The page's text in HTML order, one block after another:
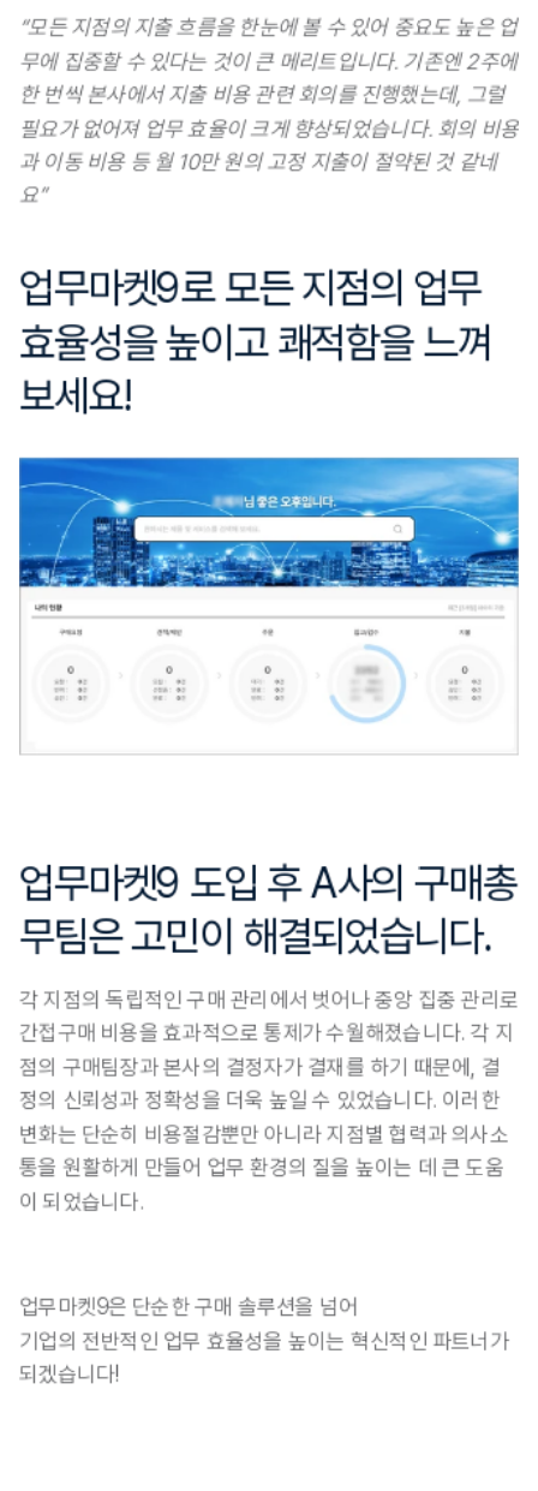
“모든 지점의 지출 흐름을 한눈에 볼 수 있어 중요도 높은 업
무에 집중할 수 있다는 것이 큰 메리트입니다. 기존엔 2주에
한 번씩 본사에서 지출 비용 관련 회의를 진행했는데, 그럴
필요가 없어져 업무 효율이 크게 향상되었습니다. 회의 비용
과 이동 비용 등 월 10만 원의 고정 지출이 절약된 것 같네
요”
업무마켓9로 모든 지점의 업무
효율성을 높이고 쾌적함을 느껴
보세요!
업무마켓9 도입 후 A사의 구매총
무팀은 고민이 해결되었습니다.
각 지점의 독립적인 구매 관리에서 벗어나 중앙 집중 관리로
간접구매 비용을 효과적으로 통제가 수월해졌습니다. 각 지
점의 구매팀장과 본사의 결정자가 결재를 하기 때문에, 결
정의 신뢰성과 정확성을 더욱 높일 수 있었습니다. 이러한
변화는 단순히 비용절감뿐만 아니라 지점별 협력과 의사소
통을 원활하게 만들어 업무 환경의 질을 높이는 데 큰 도움
이 되었습니다.
업무마켓9은 단순한 구매 솔루션을 넘어
기업의 전반적인 업무 효율성을 높이는 혁신적인 파트너가
되겠습니다!